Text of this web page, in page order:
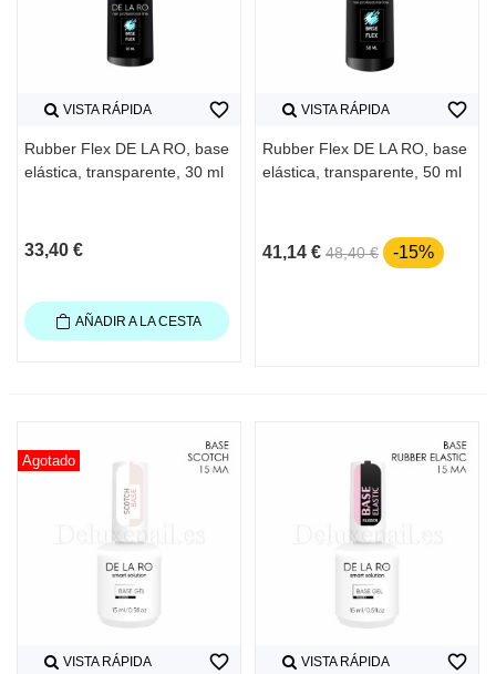
VISTA RÁPIDA
Rubber Flex DE LA RO, base
elástica, transparente, 30 ml
33,40 €
favorite_border
AÑADIR A LA CESTA
VISTA RÁPIDA
Rubber Flex DE LA RO, base
elástica, transparente, 50 ml
41,14 € 48,40 € -15%
favorite_border
Agotado
VISTA RÁPIDA favorite_border VISTA RÁPIDA favorite_border